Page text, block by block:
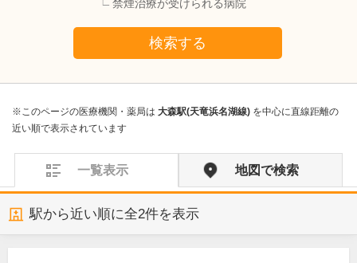
禁煙治療が受けられる病院
検索する
※このページの医療機関・薬局は 大森駅(天竜浜名湖線) を中心に直線距離の
近い順で表示されています
一覧表示 地図で検索
駅から近い順に全2件を表示